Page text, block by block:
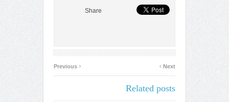
Share
‹ Next
›
Related posts